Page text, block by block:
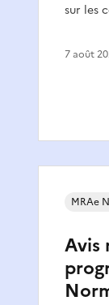
sur les
7 août
Avis
MRAe